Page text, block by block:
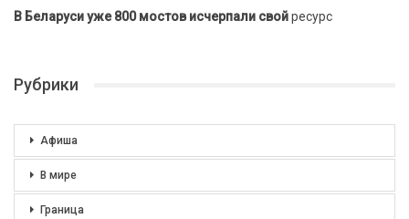
В Беларуси уже 800 мостов исчерпали свойресурс
Рубрики
Афиша
В мире
Граница